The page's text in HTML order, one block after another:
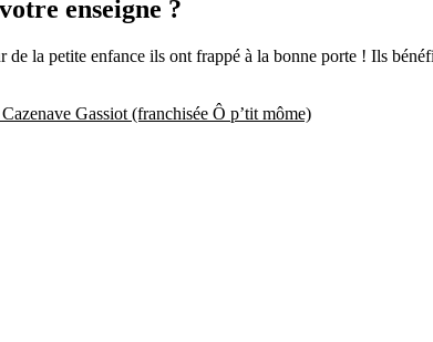
enseigne ?
de la petite enfance ils ont frappé à la bonne porte ! Ils
Gassiot (franchisée Ô p’tit môme)